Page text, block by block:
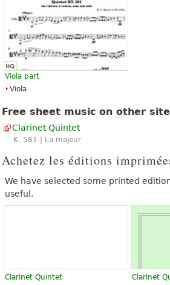
Viola part
Viola
Free sheet music on other
Clarinet Quintet
K. 581 | La majeur
Achetez les éditions
We have selected some printed
useful.
Clarinet Quintet
Clarinet